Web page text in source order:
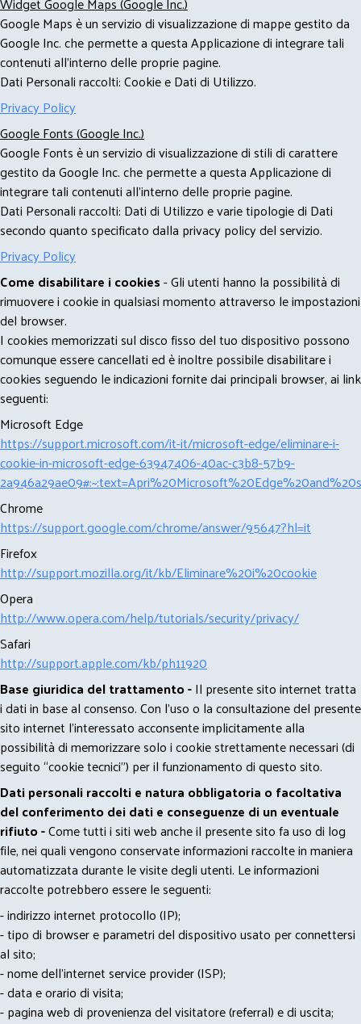
Google Maps è un servizio di visualizzazione di mappe gestito da
Google Inc. che permette a questa Applicazione di integrare tali
contenuti all'interno delle proprie pagine.
Dati Personali raccolti: Cookie e Dati di Utilizzo.
Privacy Policy
Google Fonts (Google Inc.)
Google Fonts è un servizio di visualizzazione di stili di carattere
gestito da Google Inc. che permette a questa Applicazione di
integrare tali contenuti all'interno delle proprie pagine.
Dati Personali raccolti: Dati di Utilizzo e varie tipologie di Dati
secondo quanto specificato dalla privacy policy del servizio.
Privacy Policy
Come disabilitare i cookies- Gli utenti hanno la possibilità di
rimuovere i cookie in qualsiasi momento attraverso le impostazioni
del browser.
I cookies memorizzati sul disco fisso del tuo dispositivo possono
comunque essere cancellati ed è inoltre possibile disabilitare i
cookies seguendo le indicazioni fornite dai principali browser, ai link
seguenti:
Microsoft Edge
https://support.microsoft.com/it-it/microsoft-edge/eliminare-i-
cookie-in-microsoft-edge-63947406-40ac-c3b8-57b9-
Chrome
https://support.google.com/chrome/answer/95647?hl=it
Firefox
http://support.mozilla.org/it/kb/Eliminare%20i%20cookie
Opera
http://www.opera.com/help/tutorials/security/privacy/
Safari
http://support.apple.com/kb/ph11920
Base giuridica del trattamento -Il presente sito internet tratta
i dati in base al consenso. Con l'uso o la consultazione del presente
sito internet l’interessato acconsente implicitamente alla
possibilità di memorizzare solo i cookie strettamente necessari (di
seguito “cookie tecnici”) per il funzionamento di questo sito.
Dati personali raccolti e natura obbligatoria o facoltativa
del conferimento dei dati e conseguenze di un eventuale
rifiuto -Come tutti i siti web anche il presente sito fa uso di log
file, nei quali vengono conservate informazioni raccolte in maniera
automatizzata durante le visite degli utenti. Le informazioni
raccolte potrebbero essere le seguenti:
- indirizzo internet protocollo (IP);
- tipo di browser e parametri del dispositivo usato per connettersi
al sito;
- nome dell'internet service provider (ISP);
- data e orario di visita;
- pagina web di provenienza del visitatore (referral) e di uscita;